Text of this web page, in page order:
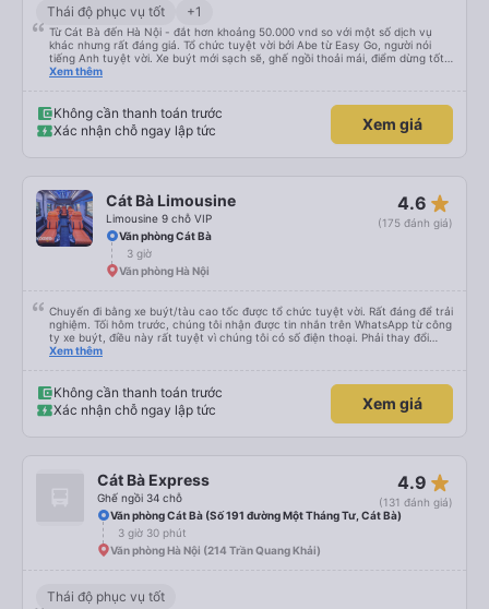
Thái độ phục vụ tốt +1
Từ Cát Bà đến Hà Nội - đắt hơn khoảng 50.000 vnd so với một số dịch vụ
khác nhưng rất đáng giá. Tổ chức tuyệt vời bởi Abe từ Easy Go, người nói
tiếng Anh tuyệt vời. Xe buýt mới sạch sẽ, ghế ngồi thoải mái, điểm dừng tốt
giữa chặng, tốt hơn nhiều so với nhiều xe buýt mà tôi đã thử cho đến nay.
xuống xe với hành lý của mình, v.v., đi phà chở khách để đến đảo và đổi xe
buýt một lần nữa, v.v. rất khuyến khích.
Xem thêm
Không cần thanh toán trước
Xác nhận chỗ ngay lập tức
Xem giá
Cát Bà Limousine
Limousine 9 chỗ VIP
4.6 star_rate
(175 đánh giá)
Văn phòng Cát Bà
3 giờ
Văn phòng Hà Nội
Chuyến đi bằng xe buýt/tàu cao tốc được tổ chức tuyệt vời. Rất đáng để trải
nghiệm. Tối hôm trước, chúng tôi nhận được tin nhắn trên WhatsApp từ công
ty xe buýt, điều này rất tuyệt vì chúng tôi có số điện thoại. Phải thay đổi
điểm đón vì trời mưa như trút nước, nhưng họ rất thông cảm. Anh chàng lái
Cát Bà đến Hà Nội, phải xuống xe buýt, lên tàu cao tốc rồi lại lên một xe
buýt khác. Được tổ chức tốt, giao tiếp tuyệt vời, chuyến đi tuyệt vời.
Xem thêm
Không cần thanh toán trước
Xác nhận chỗ ngay lập tức
Xem giá
Cát Bà Express
Ghế ngồi 34 chỗ
4.9 star_rate
(131 đánh giá)
Văn phòng Cát Bà (Số 191 đường Một Tháng Tư, Cát Bà)
3 giờ 30 phút
Văn phòng Hà Nội (214 Trần Quang Khải)
Thái độ phục vụ tốt